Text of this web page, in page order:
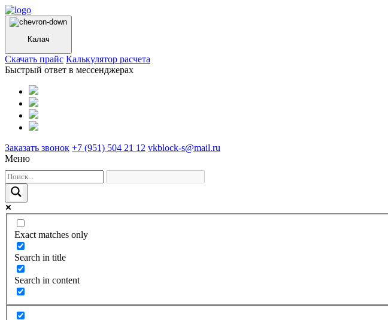
Калач
Cкачать прайс Калькулятор расчета
Быстрый ответ в мессенджерах
Заказать звонок +7 (951) 504 21 12 vkblock-s@mail.ru
Меню
Exact matches only
Search in title
Search in content